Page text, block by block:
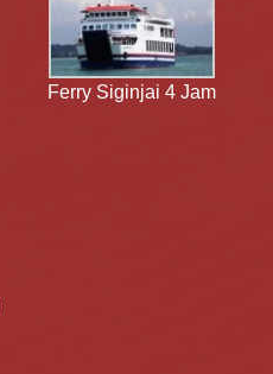
Ferry Siginjai 4 Jam